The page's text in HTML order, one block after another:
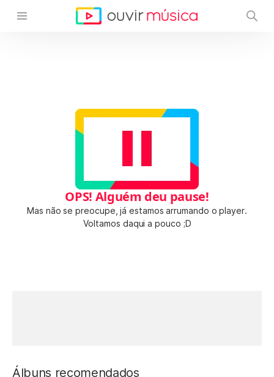
OPS! Alguém deu pause!
Mas não se preocupe, já estamos arrumando o player.
Voltamos daqui a pouco ;D
Álbuns recomendados